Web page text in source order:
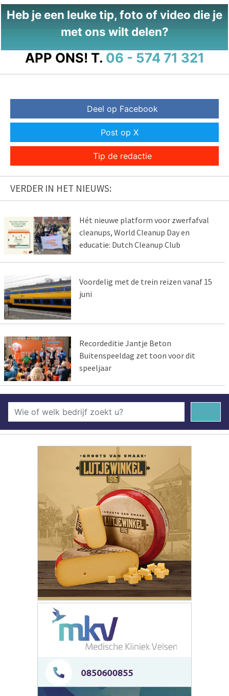
Heb je een leuke tip, foto of video die je
met ons wilt delen?
APP ONS! T. 06 - 574 71 321
Deel op Facebook
Post op X
Tip de redactie
VERDER IN HET NIEUWS:
Hét nieuwe platform voor zwerfafval
cleanups, World Cleanup Day en
educatie: Dutch Cleanup Club
Voordelig met de trein reizen vanaf 15
juni
Recordeditie Jantje Beton
Buitenspeeldag zet toon voor dit
speeljaar